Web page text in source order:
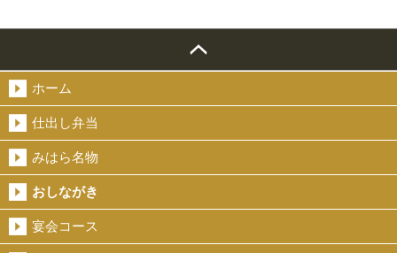
ホーム
仕出し弁当
みはら名物
おしながき
宴会コース